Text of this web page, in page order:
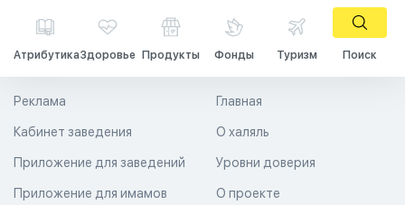
АтрибутикаЗдоровье Продукты Фонды Туризм Поиск
Главная
О халяль
Уровни доверия
Реклама
Кабинет заведения
Приложение для заведений
Приложение для имамов О проекте